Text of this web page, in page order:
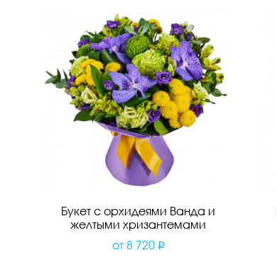
Букет с орхидеями Ванда и
желтыми хризантемами
от 8 720